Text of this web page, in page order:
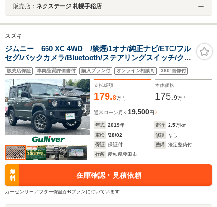
販売店： ネクステージ 札幌手稲店
スズキ
ジムニー 660 XC 4WD /禁煙/1オナ/純正ナビ/ETC/フル
セグ/バックカメラ/Bluetooth/ステアリングスイッチ/クル
ーズコントロール/前席シートヒーター/スズキセーフティ
サポート/車線逸脱警報/プッシュスタート/電動格納ミラ
ー/ISOFIX
販売店保証 車両品質評価書付 購入プラン付 オンライン相談可 360°画像付
支払総額
179.8万円
本体価格
175.9万円
通常ローン 月々19,500円
年式 2019年 走行 2.5万km
車検
'28/02 修復
なし
保証
保証付 整備
法定整備付
住所
愛知県豊田市
無
料
在庫確認・見積依頼
カーセンサーアフター保証がBプランに付いています